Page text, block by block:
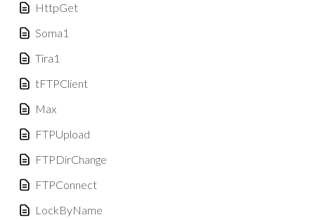
HttpGet
Soma1
Tira1
tFTPClient
Max
FTPUpload
FTPDirChange
FTPConnect
LockByName